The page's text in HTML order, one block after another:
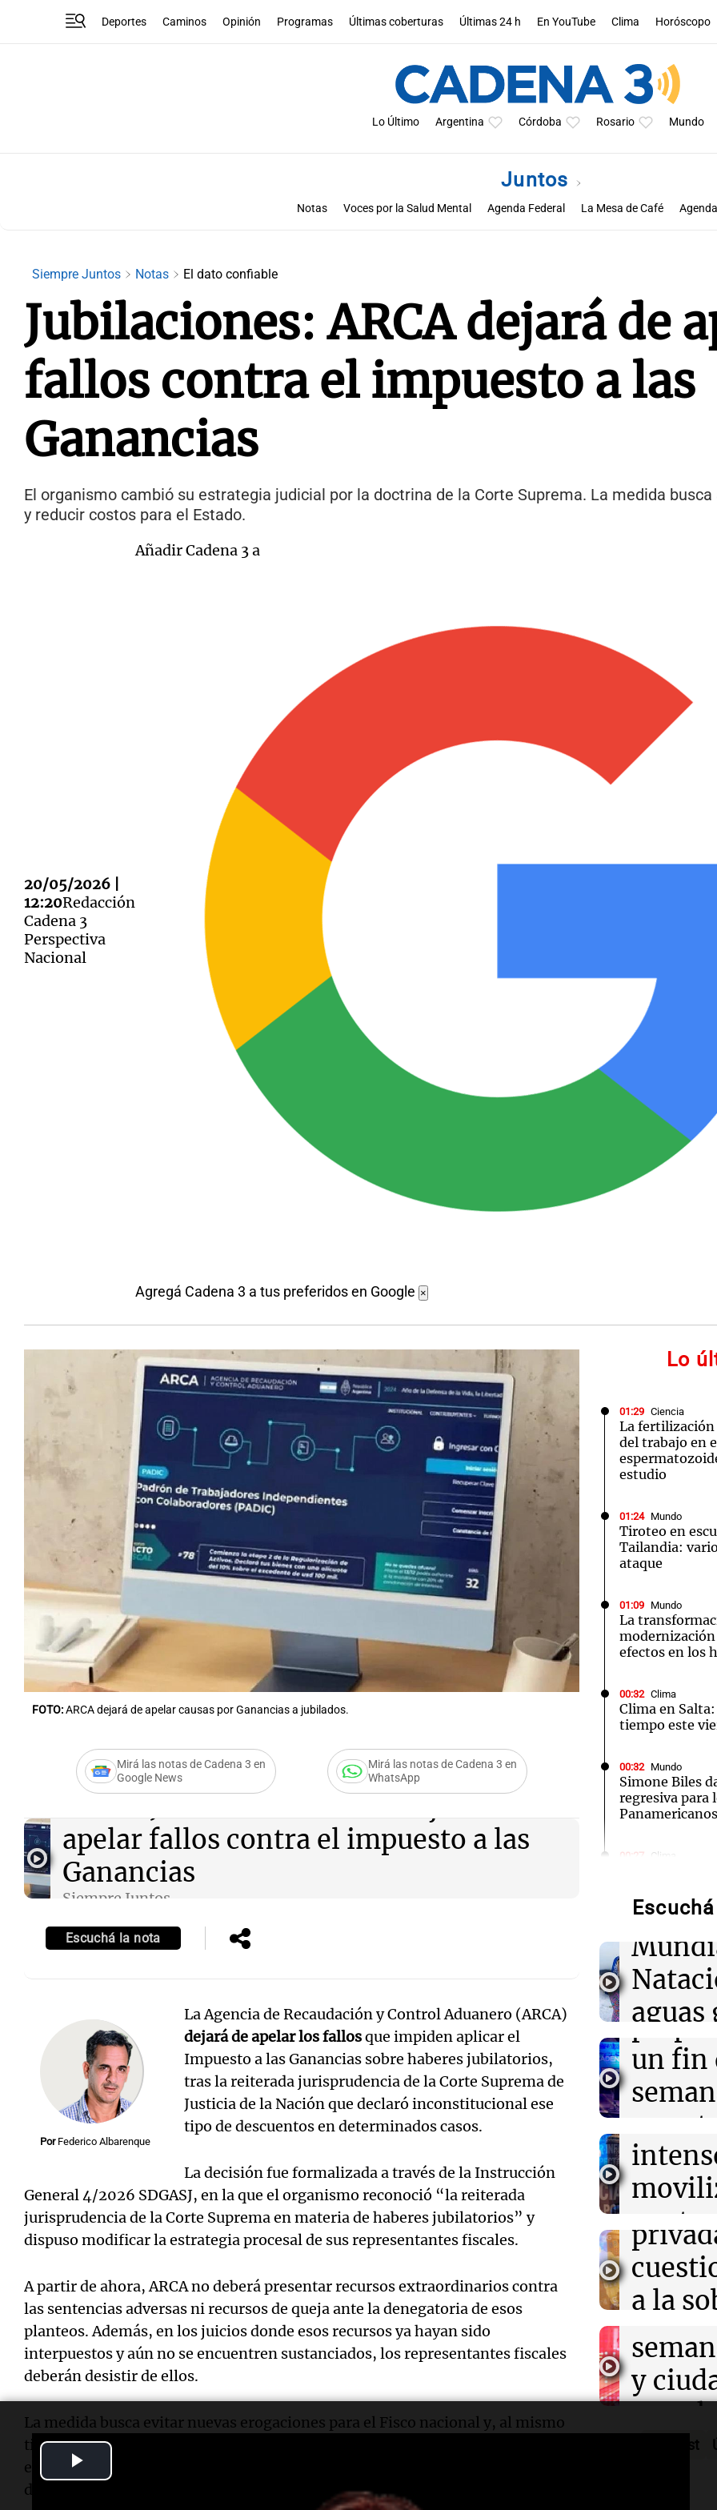
Deportes Caminos Opinión Programas Últimas coberturas Últimas 24 h En YouTube Clima Horóscopo
Lo Último Argentina Córdoba Rosario Mundo
Juntos
Notas Voces por la Salud Mental Agenda Federal La Mesa de Café
Siempre Juntos Notas El dato confiable
Jubilaciones: ARCA dejará de
fallos contra el impuesto a las
Ganancias
El organismo cambió su estrategia judicial por la doctrina de la Corte Suprema. La medida
y reducir costos para el Estado.
20/05/2026 |
12:20Redacción
Cadena 3
Perspectiva
Nacional
Añadir Cadena 3 a
Agregá Cadena 3 a tus preferidos en Google ×
FOTO:ARCA dejará de apelar causas por Ganancias a jubilados.
Mirá las notas de Cadena 3 en
Google News
Mirá las notas de Cadena 3 en
WhatsApp
apelar fallos contra el impuesto a las
Ganancias
Siempre Juntos
Escuchá la nota
Por Federico Albarenque
La Agencia de Recaudación y Control Aduanero (ARCA)
dejará de apelar los fallosque impiden aplicar el
Impuesto a las Ganancias sobre haberes jubilatorios,
tras la reiterada jurisprudencia de la Corte Suprema de
Justicia de la Nación que declaró inconstitucional ese
tipo de descuentos en determinados casos.
La decisión fue formalizada a través de la Instrucción
General 4/2026 SDGASJ, en la que el organismo reconoció “la reiterada
jurisprudencia de la Corte Suprema en materia de haberes jubilatorios” y
dispuso modificar la estrategia procesal de sus representantes fiscales.
A partir de ahora, ARCA no deberá presentar recursos extraordinarios contra
las sentencias adversas ni recursos de queja ante la denegatoria de esos
planteos. Además, en los juicios donde esos recursos ya hayan sido
interpuestos y aún no se encuentren sustanciados, los representantes fiscales
deberán desistir de ellos.
La medida busca evitar nuevas erogaciones para el Fisco nacional y, al mismo
tiempo, reducir la cantidad de causas que llegan a la Corte Suprema. Los
expedientes vinculados con reajustes jubilatorios representan cerca del 60%
de las causas que tramita el máximo tribunal.
Lo
01:29 Ciencia
La fertilización
del trabajo en
estudio
01:24 Mundo
Tiroteo en
Tailandia:
ataque
01:09 Mundo
La
modernización
efectos en los
00:32 Clima
Clima en
tiempo este
00:32 Mundo
Simone Biles
regresiva para
00:27 Clima
Clima en
el tiempo este
Clima en
00:11
Clima en
tiempo este
Audio.
aguas
frente
Turno
Audio.
un fin
y
ley de
Panorama
Episodios
Audio.
Panorama
Episodios
Audio.
el
a la
digital
Panorama
Episodios
Audio.
un fin
y
Audio.
Audio.
Podcast
Mundial 2026 La Sole en Cadena 3